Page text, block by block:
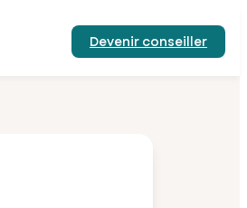
Devenir conseiller